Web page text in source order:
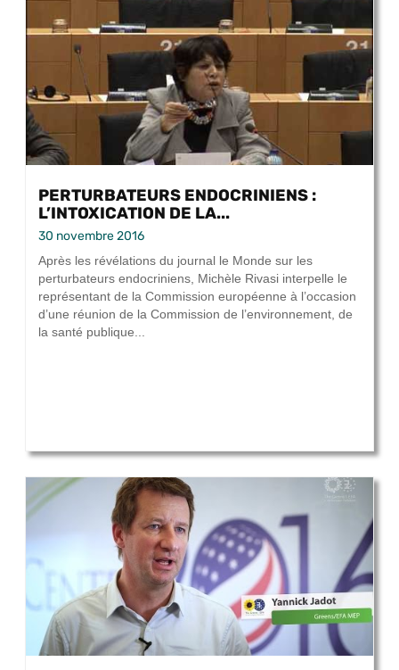
PERTURBATEURS ENDOCRINIENS :
L’INTOXICATION DE LA...
30 novembre 2016
Après les révélations du journal le Monde sur les
perturbateurs endocriniens, Michèle Rivasi interpelle le
représentant de la Commission européenne à l’occasion
d’une réunion de la Commission de l’environnement, de
la santé publique...